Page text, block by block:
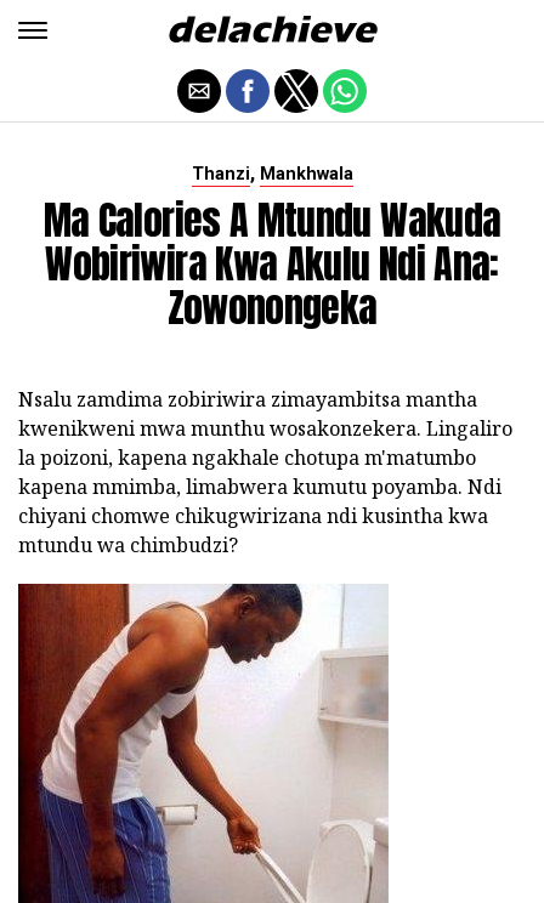
Thanzi, Mankhwala
Ma Calories A Mtundu Wakuda
Wobiriwira Kwa Akulu Ndi Ana:
Zowonongeka
Nsalu zamdima zobiriwira zimayambitsa mantha
kwenikweni mwa munthu wosakonzekera. Lingaliro
la poizoni, kapena ngakhale chotupa m'matumbo
kapena mmimba, limabwera kumutu poyamba. Ndi
chiyani chomwe chikugwirizana ndi kusintha kwa
mtundu wa chimbudzi?